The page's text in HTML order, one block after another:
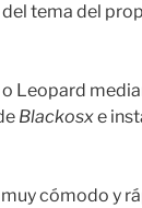
tema del
Leopard
Blackosxe
cómodo y